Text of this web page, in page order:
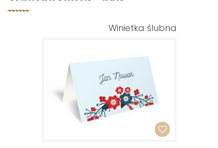
Winietka ślubna